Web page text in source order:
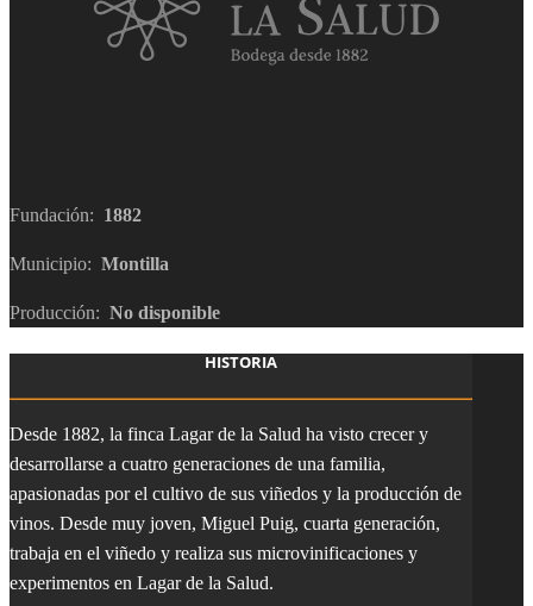
Fundación: 1882
Municipio: Montilla
Producción: No disponible
HISTORIA
Desde 1882, la finca Lagar de la Salud ha visto crecer y
desarrollarse a cuatro generaciones de una familia,
apasionadas por el cultivo de sus viñedos y la producción de
vinos. Desde muy joven, Miguel Puig, cuarta generación,
trabaja en el viñedo y realiza sus microvinificaciones y
experimentos en Lagar de la Salud.